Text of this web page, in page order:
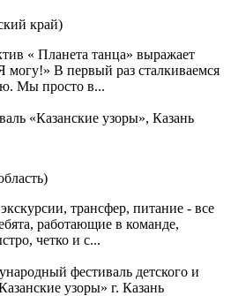
край)
« Планета танца» выражает
могу!» В первый раз сталкиваемся
Мы просто в...
«Казанские узоры», Казань
трансфер, питание - все
работающие в команде,
четко и с...
фестиваль детского и
узоры» г. Казань